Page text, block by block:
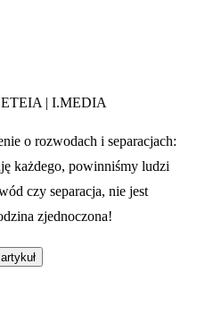
| I.MEDIA
o rozwodach i separacjach:
każdego, powinniśmy ludzi
czy separacja, nie jest
zjednoczona!